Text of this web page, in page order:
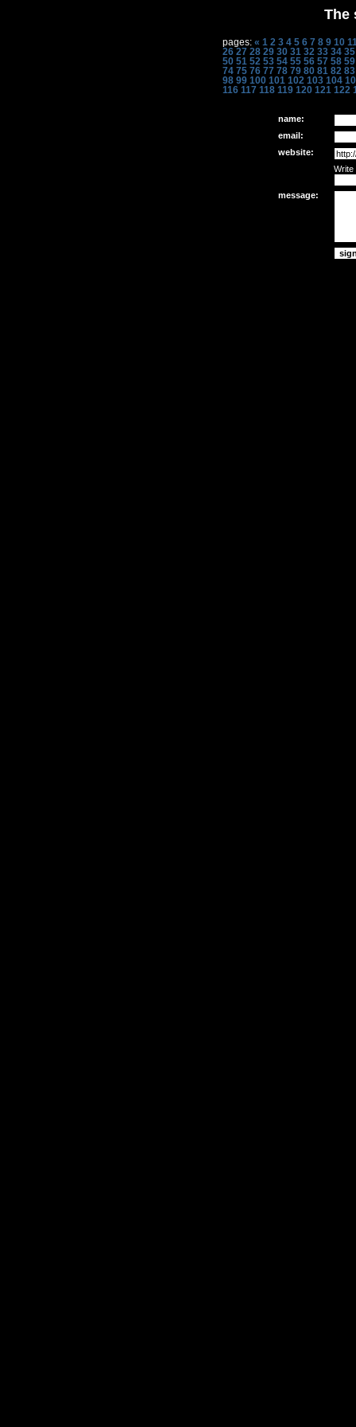
The
pages: « 1 2 3 4 5 6 7 8 9 10
26 27 28 29 30 31 32 33 34 35
50 51 52 53 54 55 56 57 58 59
74 75 76 77 78 79 80 81 82 83
98 99 100 101 102 103 104
116 117 118 119 120 121 122
name:
email:
website:
Write
message: